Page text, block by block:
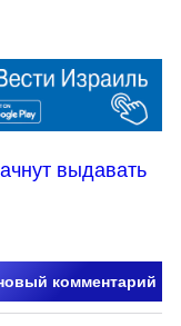
выдавать
комментарий